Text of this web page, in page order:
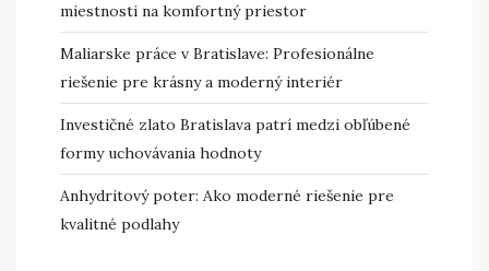
miestnosti na komfortný priestor
Maliarske práce v Bratislave: Profesionálne
riešenie pre krásny a moderný interiér
Investičné zlato Bratislava patrí medzi obľúbené
formy uchovávania hodnoty
Anhydritový poter: Ako moderné riešenie pre
kvalitné podlahy